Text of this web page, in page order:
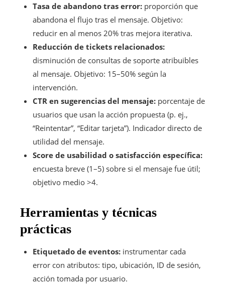
Tasa de abandono tras error: proporción que
abandona el flujo tras el mensaje. Objetivo:
reducir en al menos 20% tras mejora iterativa.
Reducción de tickets relacionados:
disminución de consultas de soporte atribuibles
al mensaje. Objetivo: 15–50% según la
intervención.
CTR en sugerencias del mensaje: porcentaje de
usuarios que usan la acción propuesta (p. ej.,
“Reintentar”, “Editar tarjeta”). Indicador directo de
utilidad del mensaje.
Score de usabilidad o satisfacción específica:
encuesta breve (1–5) sobre si el mensaje fue útil;
objetivo medio >4.
Herramientas y técnicas
prácticas
Etiquetado de eventos: instrumentar cada
error con atributos: tipo, ubicación, ID de sesión,
acción tomada por usuario.